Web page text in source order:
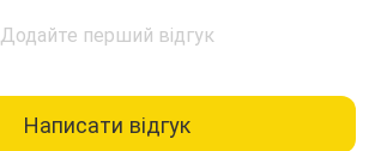
Додайте перший відгук
Написати відгук